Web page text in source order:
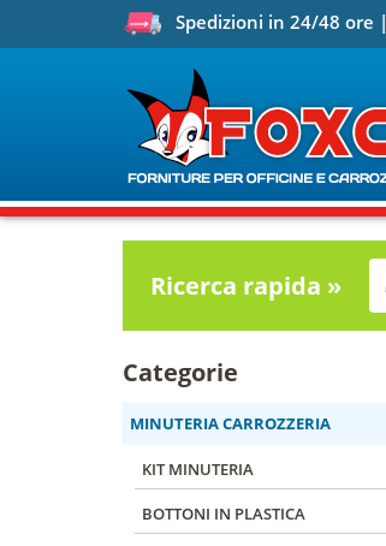
Spedizioni in 24/48 ore |
Ricerca rapida »
Categorie
MINUTERIA CARROZZERIA
KIT MINUTERIA
BOTTONI IN PLASTICA